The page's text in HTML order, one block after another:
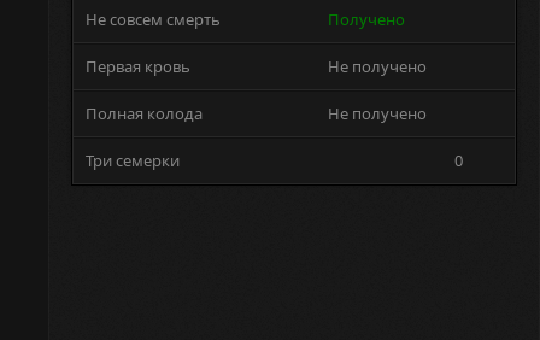
Не совсем смерть Получено
Первая кровь Не получено
Полная колода Не получено
Три семерки 0